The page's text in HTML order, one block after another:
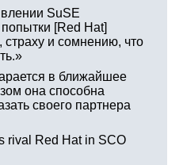
SuSE
[Red Hat]
страху и сомнению, что
в ближайшее
она способна
своего партнера
rival Red Hat in SCO